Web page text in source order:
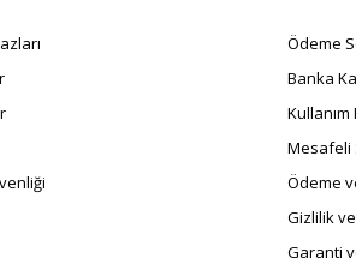
Ödeme
Banka
Mesafeli
Ödeme
Gizlilik
Garanti